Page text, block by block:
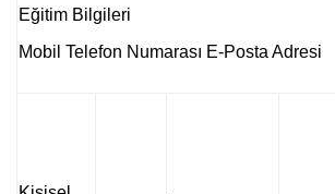
Eğitim Bilgileri
Mobil Telefon Numarası E-Posta Adresi